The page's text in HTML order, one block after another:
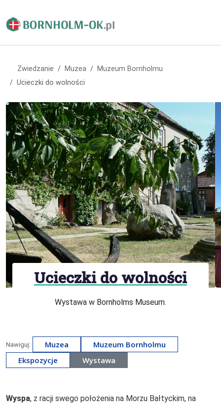
Zwiedzanie Muzea
Muzeum Bornholmu
Ucieczki do wolności
Ucieczki do wolności
Wystawa w Bornholms Museum.
Nawiguj: Muzea
Muzeum Bornholmu
Ekspozycje
Wystawa
Wyspa, z racji swego położenia na Morzu Bałtyckim, na